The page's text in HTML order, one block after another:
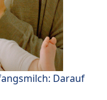
Darauf